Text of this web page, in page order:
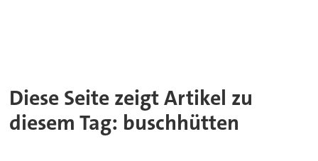
Diese Seite zeigt Artikel zu
diesem Tag: buschhütten